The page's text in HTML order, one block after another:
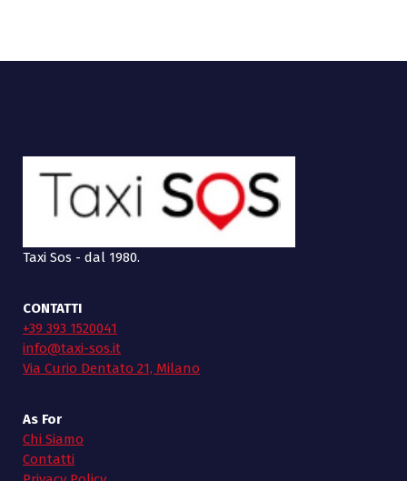
Taxi Sos - dal 1980.
CONTATTI
+39 393 1520041
info@taxi-sos.it
Via Curio Dentato 21, Milano
As For
Chi Siamo
Contatti